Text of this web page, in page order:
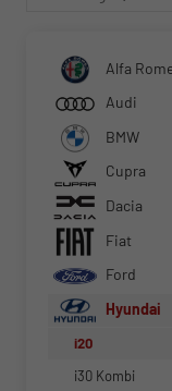
Alfa
Audi
BMW
Cupra
Dacia
Fiat
Ford
Hyundai
i20
i30 Kombi